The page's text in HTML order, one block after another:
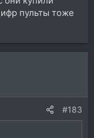
в инете.
пульты тоже
#183